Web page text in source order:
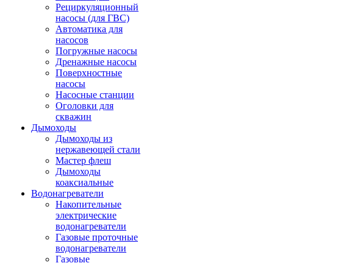
Рециркуляционный
насосы (для ГВС)
Автоматика для
насосов
Погружные насосы
Дренажные насосы
Поверхностные
насосы
Насосные станции
Оголовки для
скважин
Дымоходы
Дымоходы из
нержавеющей стали
Мастер флеш
Дымоходы
коаксиальные
Водонагреватели
Накопительные
электрические
водонагреватели
Газовые проточные
водонагреватели
Газовые